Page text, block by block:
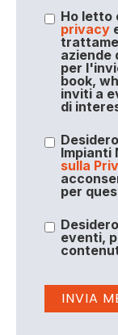
Ho letto
privacy
aziende
per
book,
inviti a
di
Impianti
sulla
per
eventi,